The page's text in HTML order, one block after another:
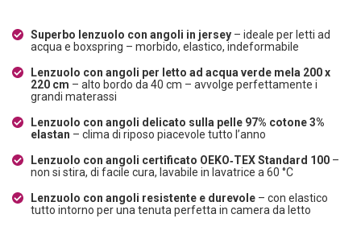
Superbo lenzuolo con angoli in jersey – ideale per letti ad
acqua e boxspring – morbido, elastico, indeformabile
Lenzuolo con angoli per letto ad acqua verde mela 200 x
220 cm – alto bordo da 40 cm – avvolge perfettamente i
grandi materassi
Lenzuolo con angoli delicato sulla pelle 97% cotone 3%
elastan – clima di riposo piacevole tutto l’anno
Lenzuolo con angoli certificato OEKO‑TEX Standard 100 –
non si stira, di facile cura, lavabile in lavatrice a 60 °C
Lenzuolo con angoli resistente e durevole – con elastico
tutto intorno per una tenuta perfetta in camera da letto